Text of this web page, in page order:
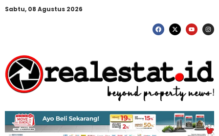
Sabtu, 08 Agustus 2026